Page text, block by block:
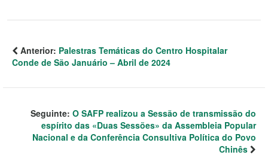
Anterior: Palestras Temáticas do Centro Hospitalar
Conde de São Januário – Abril de 2024
Seguinte: O SAFP realizou a Sessão de transmissão do
espírito das «Duas Sessões» da Assembleia Popular
Nacional e da Conferência Consultiva Política do Povo
Chinês